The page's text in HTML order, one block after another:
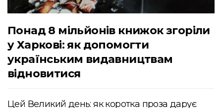
Понад 8 мільйонів книжок згоріли
у Харкові: як допомогти
українським видавництвам
відновитися
Цей Великий день: як коротка проза дарує